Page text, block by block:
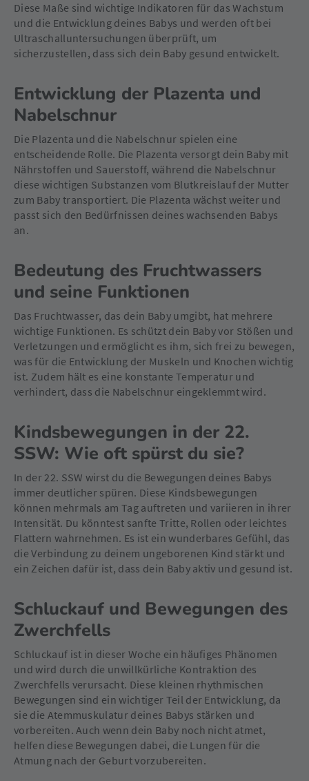
Diese Maße sind wichtige Indikatoren für das Wachstum
und die Entwicklung deines Babys und werden oft bei
Ultraschalluntersuchungen überprüft, um
sicherzustellen, dass sich dein Baby gesund entwickelt.
Entwicklung der Plazenta und
Nabelschnur
Die Plazenta und die Nabelschnur spielen eine
entscheidende Rolle. Die Plazenta versorgt dein Baby mit
Nährstoffen und Sauerstoff, während die Nabelschnur
diese wichtigen Substanzen vom Blutkreislauf der Mutter
zum Baby transportiert. Die Plazenta wächst weiter und
passt sich den Bedürfnissen deines wachsenden Babys
an.
Bedeutung des Fruchtwassers
und seine Funktionen
Das Fruchtwasser, das dein Baby umgibt, hat mehrere
wichtige Funktionen. Es schützt dein Baby vor Stößen und
Verletzungen und ermöglicht es ihm, sich frei zu bewegen,
was für die Entwicklung der Muskeln und Knochen wichtig
ist. Zudem hält es eine konstante Temperatur und
verhindert, dass die Nabelschnur eingeklemmt wird.
Kindsbewegungen in der 22.
SSW: Wie oft spürst du sie?
In der 22. SSW wirst du die Bewegungen deines Babys
immer deutlicher spüren. Diese Kindsbewegungen
können mehrmals am Tag auftreten und variieren in ihrer
Intensität. Du könntest sanfte Tritte, Rollen oder leichtes
Flattern wahrnehmen. Es ist ein wunderbares Gefühl, das
die Verbindung zu deinem ungeborenen Kind stärkt und
ein Zeichen dafür ist, dass dein Baby aktiv und gesund ist.
Schluckauf und Bewegungen des
Zwerchfells
Schluckauf ist in dieser Woche ein häufiges Phänomen
und wird durch die unwillkürliche Kontraktion des
Zwerchfells verursacht. Diese kleinen rhythmischen
Bewegungen sind ein wichtiger Teil der Entwicklung, da
sie die Atemmuskulatur deines Babys stärken und
vorbereiten. Auch wenn dein Baby noch nicht atmet,
helfen diese Bewegungen dabei, die Lungen für die
Atmung nach der Geburt vorzubereiten.